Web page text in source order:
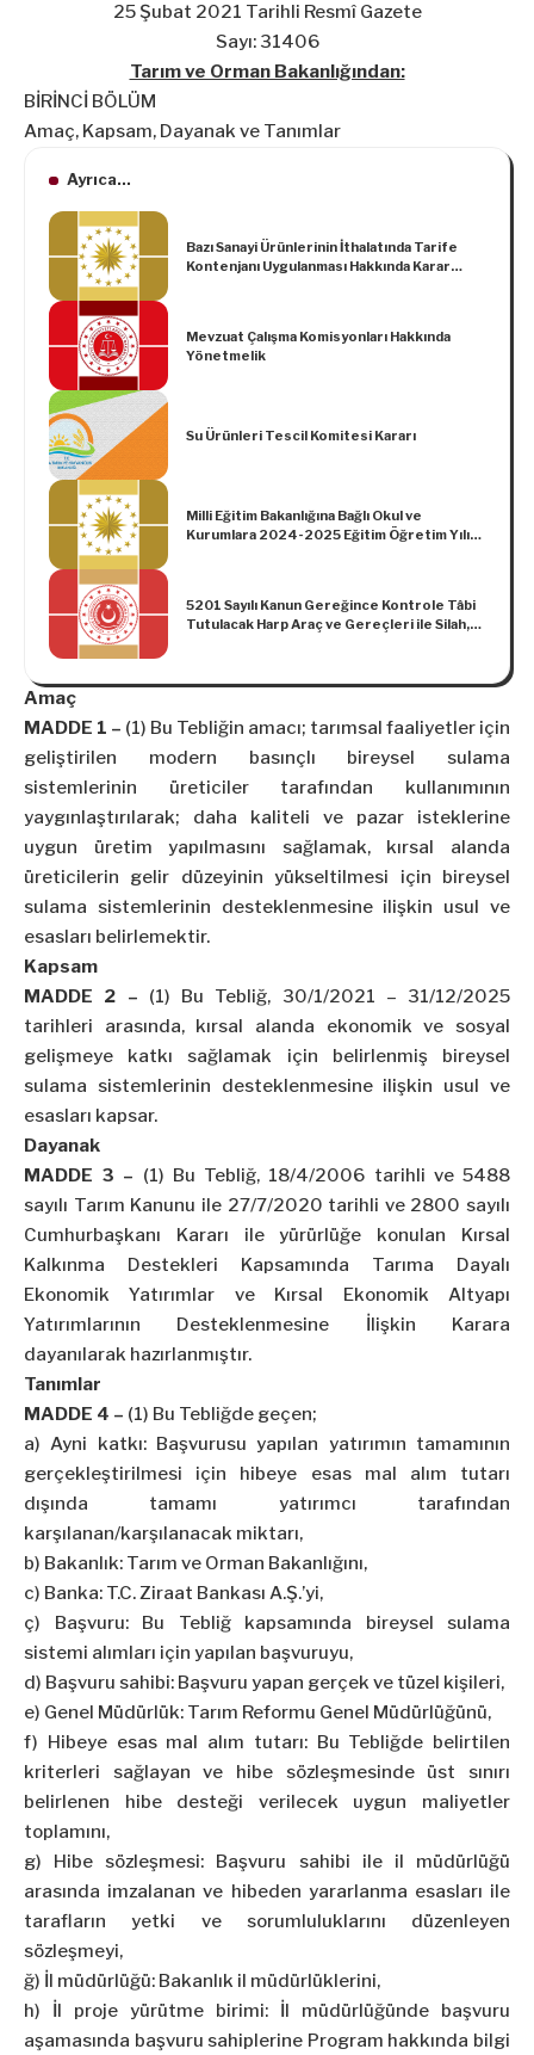
25 Şubat 2021 Tarihli Resmî Gazete
Sayı: 31406
Tarım ve Orman Bakanlığından:
BİRİNCİ BÖLÜM
Amaç, Kapsam, Dayanak ve Tanımlar
Ayrıca...
Bazı Sanayi Ürünlerinin İthalatında Tarife
Kontenjanı Uygulanması Hakkında Karar
Mevzuat Çalışma Komisyonları Hakkında
Yönetmelik
Su Ürünleri Tescil Komitesi Kararı
Milli Eğitim Bakanlığına Bağlı Okul ve
Kurumlara 2024-2025 Eğitim Öğretim Yılı
5201 Sayılı Kanun Gereğince Kontrole Tâbi
Tutulacak Harp Araç ve Gereçleri ile Silah,
Teknolojilere İlişkin Liste (2026 Yılı
Amaç
MADDE 1 – (1) Bu Tebliğin amacı; tarımsal faaliyetler için
geliştirilen modern basınçlı bireysel sulama
sistemlerinin üreticiler tarafından kullanımının
yaygınlaştırılarak; daha kaliteli ve pazar isteklerine
uygun üretim yapılmasını sağlamak, kırsal alanda
üreticilerin gelir düzeyinin yükseltilmesi için bireysel
sulama sistemlerinin desteklenmesine ilişkin usul ve
esasları belirlemektir.
Kapsam
MADDE 2 – (1) Bu Tebliğ, 30/1/2021 – 31/12/2025
tarihleri arasında, kırsal alanda ekonomik ve sosyal
gelişmeye katkı sağlamak için belirlenmiş bireysel
sulama sistemlerinin desteklenmesine ilişkin usul ve
esasları kapsar.
Dayanak
MADDE 3 – (1) Bu Tebliğ, 18/4/2006 tarihli ve 5488
sayılı Tarım Kanunu ile 27/7/2020 tarihli ve 2800 sayılı
Cumhurbaşkanı Kararı ile yürürlüğe konulan Kırsal
Kalkınma Destekleri Kapsamında Tarıma Dayalı
Ekonomik Yatırımlar ve Kırsal Ekonomik Altyapı
Yatırımlarının Desteklenmesine İlişkin Karara
dayanılarak hazırlanmıştır.
Tanımlar
MADDE 4 – (1) Bu Tebliğde geçen;
a) Ayni katkı: Başvurusu yapılan yatırımın tamamının
gerçekleştirilmesi için hibeye esas mal alım tutarı
dışında tamamı yatırımcı tarafından
karşılanan/karşılanacak miktarı,
b) Bakanlık: Tarım ve Orman Bakanlığını,
c) Banka: T.C. Ziraat Bankası A.Ş.’yi,
ç) Başvuru: Bu Tebliğ kapsamında bireysel sulama
sistemi alımları için yapılan başvuruyu,
d) Başvuru sahibi: Başvuru yapan gerçek ve tüzel kişileri,
e) Genel Müdürlük: Tarım Reformu Genel Müdürlüğünü,
f) Hibeye esas mal alım tutarı: Bu Tebliğde belirtilen
kriterleri sağlayan ve hibe sözleşmesinde üst sınırı
belirlenen hibe desteği verilecek uygun maliyetler
toplamını,
g) Hibe sözleşmesi: Başvuru sahibi ile il müdürlüğü
arasında imzalanan ve hibeden yararlanma esasları ile
tarafların yetki ve sorumluluklarını düzenleyen
sözleşmeyi,
ğ) İl müdürlüğü: Bakanlık il müdürlüklerini,
h) İl proje yürütme birimi: İl müdürlüğünde başvuru
aşamasında başvuru sahiplerine Program hakkında bilgi